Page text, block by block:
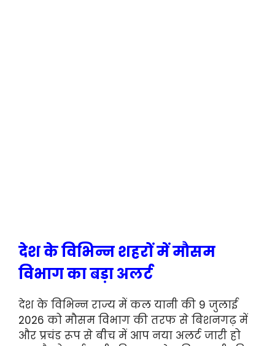
देश के विभिन्न शहरों में मौसम
विभाग का बड़ा अलर्ट
देश के विभिन्न राज्य में कल यानी की 9 जुलाई
2026 को मौसम विभाग की तरफ से बिशनगढ़ में
और प्रचंड रूप से बीच में आप नया अलर्ट जारी हो